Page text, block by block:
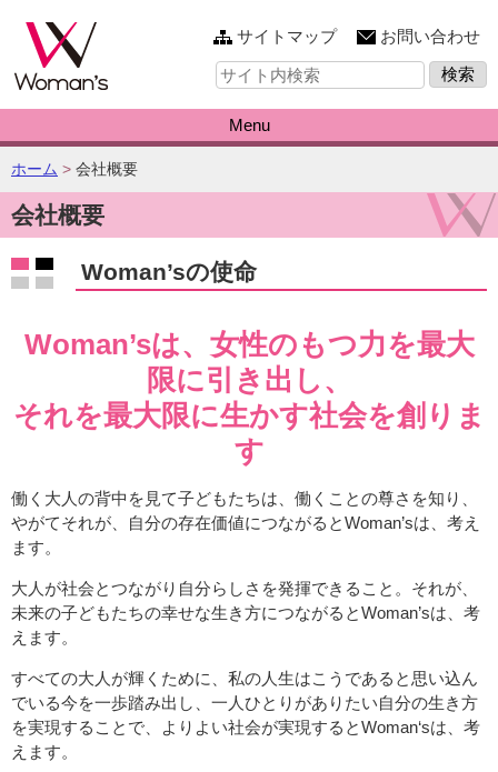
このページの本文へ
サイトマップ
お問い合わせ
サ
イ
内
検
索:
Menu
こ
の
ペ
ー
ジ
の
置:
ホーム > 会社概要
会社概要
Woman’sの使命
Woman’sは、女性のもつ力を最大
限に引き出し、
それを最大限に生かす社会を創りま
す
働く大人の背中を見て子どもたちは、働くことの尊さを知り、
やがてそれが、自分の存在価値につながるとWoman’sは、考え
ます。
大人が社会とつながり自分らしさを発揮できること。それが、
未来の子どもたちの幸せな生き方につながるとWoman’sは、考
えます。
すべての大人が輝くために、私の人生はこうであると思い込ん
でいる今を一歩踏み出し、一人ひとりがありたい自分の生き方
を実現することで、よりよい社会が実現するとWoman‘sは、考
えます。